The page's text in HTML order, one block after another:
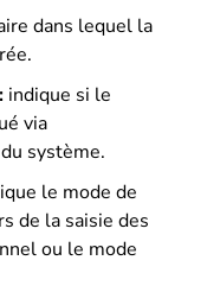
dans lequel la
indique si le
via
système.
le mode de
de la saisie des
ou le mode